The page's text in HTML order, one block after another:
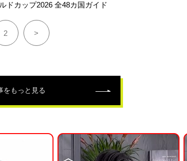
ドカップ2026 全48カ国ガイド
2 >
をもっと見る